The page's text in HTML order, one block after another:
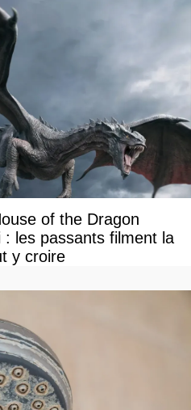
of the Dragon
les passants filment la
y croire